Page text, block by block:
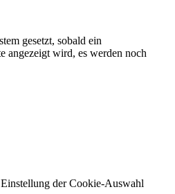
gesetzt, sobald ein
angezeigt wird, es werden noch
der Cookie-Auswahl